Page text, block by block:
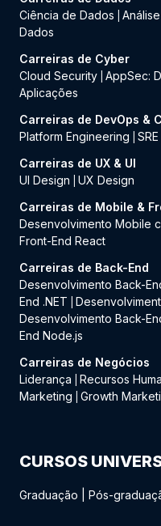
Ciência de Dados
Dados
Carreiras de Cyber
Cloud Security AppSec:
Aplicações
Carreiras de DevOps &
Platform Engineering
Carreiras de UX & UI
UI Design
UX Design
Carreiras de Mobile &
Desenvolvimento Mobile
Front-End React
Carreiras de Back-End
Desenvolvimento Back-
End .NET
Desenvolvimento Back-
End Node.js
Carreiras de Negócios
Liderança
Recursos
Marketing
Growth
CURSOS
Graduação Pós-